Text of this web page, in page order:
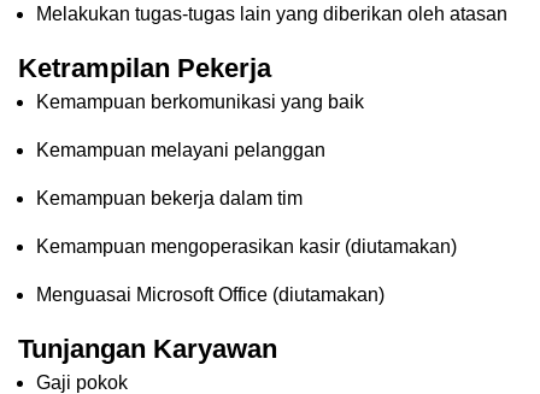
Melakukan tugas-tugas lain yang diberikan oleh atasan
Ketrampilan Pekerja
Kemampuan berkomunikasi yang baik
Kemampuan melayani pelanggan
Kemampuan bekerja dalam tim
Kemampuan mengoperasikan kasir (diutamakan)
Menguasai Microsoft Office (diutamakan)
Tunjangan Karyawan
Gaji pokok